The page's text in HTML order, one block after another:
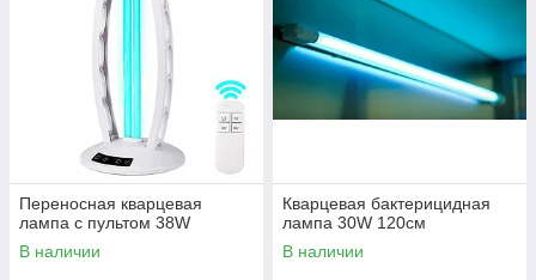
Переносная кварцевая
лампа с пультом 38W
В наличии
Кварцевая бактерицидная
лампа 30W 120см
В наличии